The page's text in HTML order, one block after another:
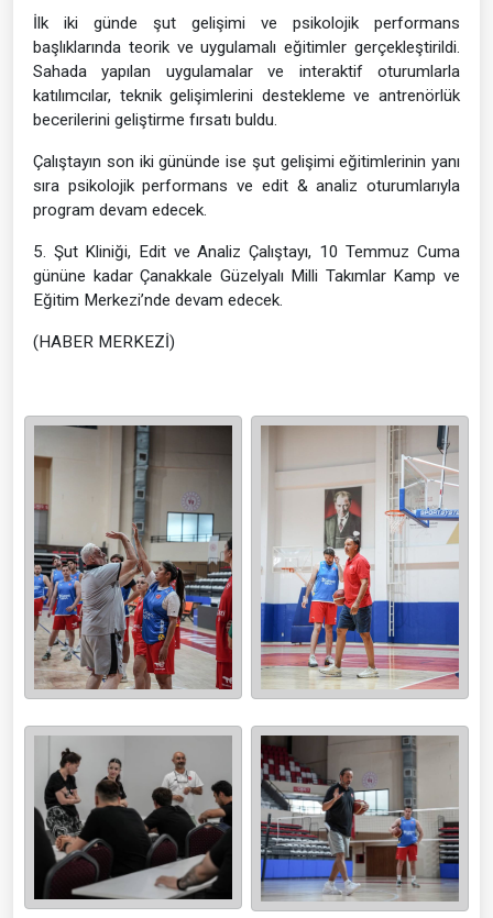
İlk iki günde şut gelişimi ve psikolojik performans
başlıklarında teorik ve uygulamalı eğitimler gerçekleştirildi.
Sahada yapılan uygulamalar ve interaktif oturumlarla
katılımcılar, teknik gelişimlerini destekleme ve antrenörlük
becerilerini geliştirme fırsatı buldu.
Çalıştayın son iki gününde ise şut gelişimi eğitimlerinin yanı
sıra psikolojik performans ve edit & analiz oturumlarıyla
program devam edecek.
5. Şut Kliniği, Edit ve Analiz Çalıştayı, 10 Temmuz Cuma
gününe kadar Çanakkale Güzelyalı Milli Takımlar Kamp ve
Eğitim Merkezi’nde devam edecek.
(HABER MERKEZİ)